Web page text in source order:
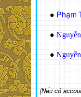
● Phạm
●
●
(Nếu có